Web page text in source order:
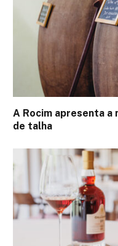
A Rocim apresenta a
de talha